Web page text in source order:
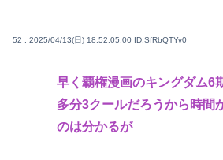
52 : 2025/04/13(日) 18:52:05.00 ID:SfRbQTYv0
早く覇権漫画のキングダム6
多分3クールだろうから時間
のは分かるが